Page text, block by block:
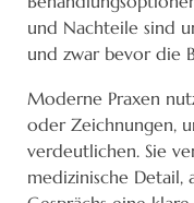
und Nachteile sind
und zwar bevor die
Moderne Praxen
oder Zeichnungen,
verdeutlichen. Sie
medizinische Detail,